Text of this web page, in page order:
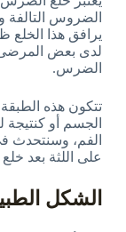
الضروس
يرافق هذا الخلع
لدى بعض المرضى
الضرس.
تتكون هذه
الجسم أو كنتيجة
الفم، وسنتحدث
على اللثة بعد
الشكل